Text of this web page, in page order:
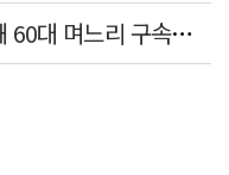
한 집 사는 시어머니 흉기로 살해 60대 며느리 구속…범행 동기는